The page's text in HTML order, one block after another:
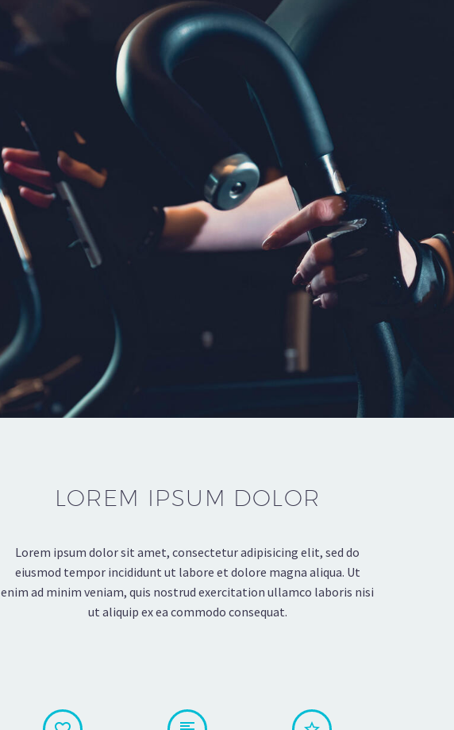
LOREM IPSUM DOLOR
Lorem ipsum dolor sit amet, consectetur adipisicing elit, sed do
eiusmod tempor incididunt ut labore et dolore magna aliqua. Ut
enim ad minim veniam, quis nostrud exercitation ullamco laboris nisi
ut aliquip ex ea commodo consequat.